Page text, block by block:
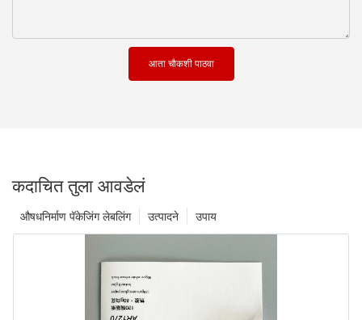
आता चौकशी पाठवा
कदाचित तुला आवडेलं
उपाय
उत्पादने
औषधनिर्माण पॅकेजिंग लेबलिंग